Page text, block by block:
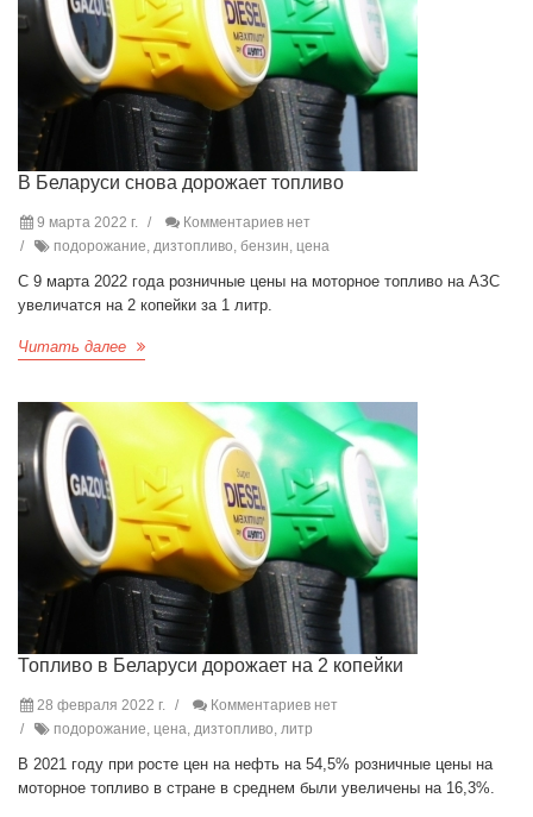
В Беларуси снова дорожает топливо
9 марта 2022 г.
Комментариев нет
подорожание, дизтопливо, бензин, цена
С 9 марта 2022 года розничные цены на моторное топливо на АЗС
увеличатся на 2 копейки за 1 литр.
Читать далее
Топливо в Беларуси дорожает на 2 копейки
28 февраля 2022 г.
Комментариев нет
подорожание, цена, дизтопливо, литр
В 2021 году при росте цен на нефть на 54,5% розничные цены на
моторное топливо в стране в среднем были увеличены на 16,3%.